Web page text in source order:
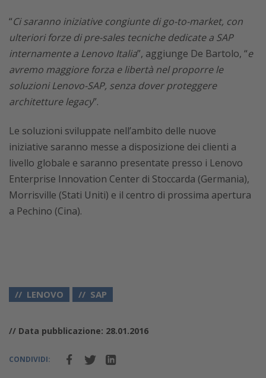
“Ci saranno iniziative congiunte di go-to-market, con
ulteriori forze di pre-sales tecniche dedicate a SAP
internamente a Lenovo Italia”, aggiunge De Bartolo, “e
avremo maggiore forza e libertà nel proporre le
soluzioni Lenovo-SAP, senza dover proteggere
architetture legacy”.
Le soluzioni sviluppate nell’ambito delle nuove
iniziative saranno messe a disposizione dei clienti a
livello globale e saranno presentate presso i Lenovo
Enterprise Innovation Center di Stoccarda (Germania),
Morrisville (Stati Uniti) e il centro di prossima apertura
a Pechino (Cina).
LENOVO SAP
// Data pubblicazione: 28.01.2016
CONDIVIDI: